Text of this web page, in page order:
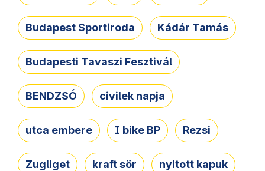
Budapest Sportiroda Kádár Tamás
Budapesti Tavaszi Fesztivál
BENDZSÓ civilek napja
utca embere I bike BP Rezsi
Zugliget kraft sör nyitott kapuk